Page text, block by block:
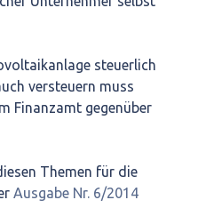
steuerlich
versteuern muss
Finanzamt gegenüber
Themen für die
Ausgabe Nr. 6/2014